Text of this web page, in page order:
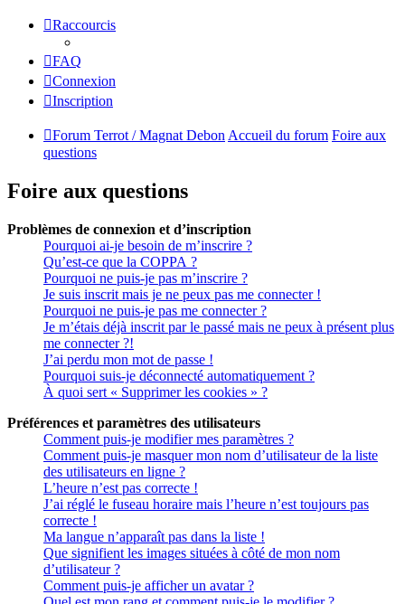
Raccourcis
FAQ
Connexion
Inscription
Forum Terrot / Magnat Debon Accueil du forum Foire aux
questions
Foire aux questions
Problèmes de connexion et d’inscription
Pourquoi ai-je besoin de m’inscrire ?
Qu’est-ce que la COPPA ?
Pourquoi ne puis-je pas m’inscrire ?
Je suis inscrit mais je ne peux pas me connecter !
Pourquoi ne puis-je pas me connecter ?
Je m’étais déjà inscrit par le passé mais ne peux à présent plus
me connecter ?!
J’ai perdu mon mot de passe !
Pourquoi suis-je déconnecté automatiquement ?
À quoi sert « Supprimer les cookies » ?
Préférences et paramètres des utilisateurs
Comment puis-je modifier mes paramètres ?
Comment puis-je masquer mon nom d’utilisateur de la liste
des utilisateurs en ligne ?
L’heure n’est pas correcte !
J’ai réglé le fuseau horaire mais l’heure n’est toujours pas
correcte !
Ma langue n’apparaît pas dans la liste !
Que signifient les images situées à côté de mon nom
d’utilisateur ?
Comment puis-je afficher un avatar ?